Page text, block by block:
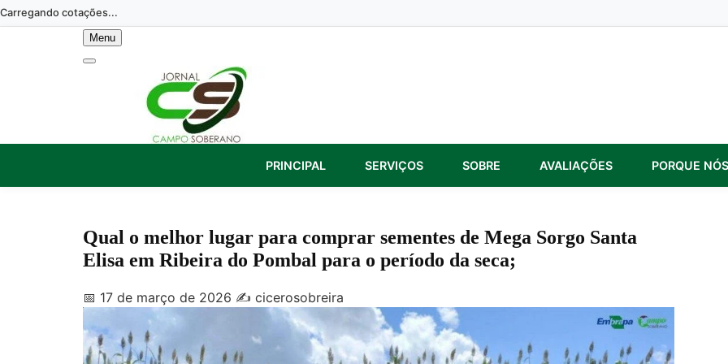
Skip
to
Carregando cotações...
Menu
PRINCIPAL SERVIÇOS SOBRE AVALIAÇÕES PORQUE NÓS
Qual o melhor lugar para comprar sementes de Mega Sorgo Santa
Elisa em Ribeira do Pombal para o período da seca;
📅 17 de março de 2026 ✍️ cicerosobreira